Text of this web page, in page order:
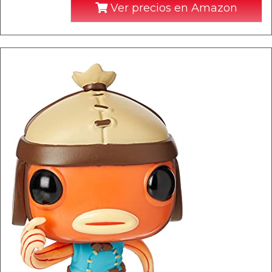
Ver precios en Amazon